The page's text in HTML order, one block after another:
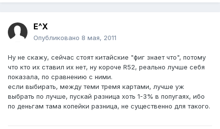
E^X
Опубликовано 8 мая, 2011
Ну не скажу, сейчас стоят китайские "фиг знает что", потому
что кто их ставил их нет, ну короче R52, реально лучше себя
показала, по сравнению с ними.
если выбирать, между теми тремя картами, лучше уж
выбрать по лучше, пускай разница хоть 1-3% в попугаях, ибо
по деньгам тама копейки разница, не существенно для такого.